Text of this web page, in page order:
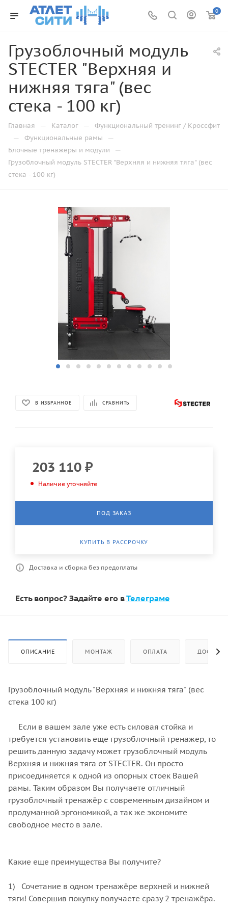
0
Грузоблочный модуль
STECTER "Верхняя и
нижняя тяга" (вес
стека - 100 кг)
Главная — Каталог — Функциональный тренинг / Кроссфит
— Функциональные рамы —
Блочные тренажеры и модули —
Грузоблочный модуль STECTER "Верхняя и нижняя тяга" (вес
стека - 100 кг)
В ИЗБРАННОЕ СРАВНИТЬ
203 110 ₽
Наличие уточняйте
ПОД ЗАКАЗ
КУПИТЬ В РАССРОЧКУ
Доставка и сборка без предоплаты
Есть вопрос? Задайте его вТелеграме
ОПИСАНИЕ МОНТАЖ ОПЛАТА
Грузоблочный модуль "Верхняя и нижняя тяга" (вес
стека 100 кг)
Если в вашем зале уже есть силовая стойка и
требуется установить еще грузоблочный тренажер, то
решить данную задачу может грузоблочный модуль
Верхняя и нижняя тяга от STECTER. Он просто
присоединяется к одной из опорных стоек Вашей
рамы. Таким образом Вы получаете отличный
грузоблочный тренажёр с современным дизайном и
продуманной эргономикой, а так же экономите
свободное место в зале.
Какие еще преимущества Вы получите?
1) Сочетание в одном тренажёре верхней и нижней
тяги! Совершив покупку получаете сразу 2 тренажёра.